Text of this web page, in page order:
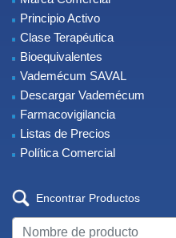
Principio Activo
Clase Terapéutica
Bioequivalentes
Vademécum SAVAL
Descargar Vademécum
Farmacovigilancia
Listas de Precios
Política Comercial
Encontrar Productos